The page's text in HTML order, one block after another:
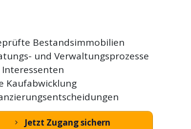
Bestandsimmobilien
und Verwaltungsprozesse
Kaufabwicklung
Jetzt Zugang sichern